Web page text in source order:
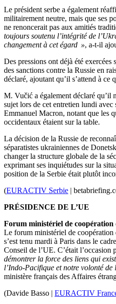
Le président serbe a également
militairement neutre, mais que ses
ne renoncerait pas aux amitiés
toujours soutenu l’intégrité de
changement à cet égard », a-t-il
Des pressions ont déjà été
des sanctions contre la Russie en
déclaré, ajoutant qu’il s’attend à ce
M. Vučić a également déclaré qu’il
sujet lors de cet entretien lundi
Emmanuel Macron, notant que les
occidentaux étaient sur la table.
La décision de la Russie de
séparatistes ukrainiennes de
changer la structure globale de la
exprimant ses inquiétudes sur la
position de la Serbie était plutôt
(EURACTIV Serbie |
PRÉSIDENCE DE L’UE
Forum ministériel de
Le forum ministériel de
s’est tenu mardi à Paris dans le
Conseil de l’UE. C’était l’occasion
démontrer la force des liens qui
l’Indo-Pacifique et notre volonté
ministère français des Affaires
(Davide Basso | EURACTIV